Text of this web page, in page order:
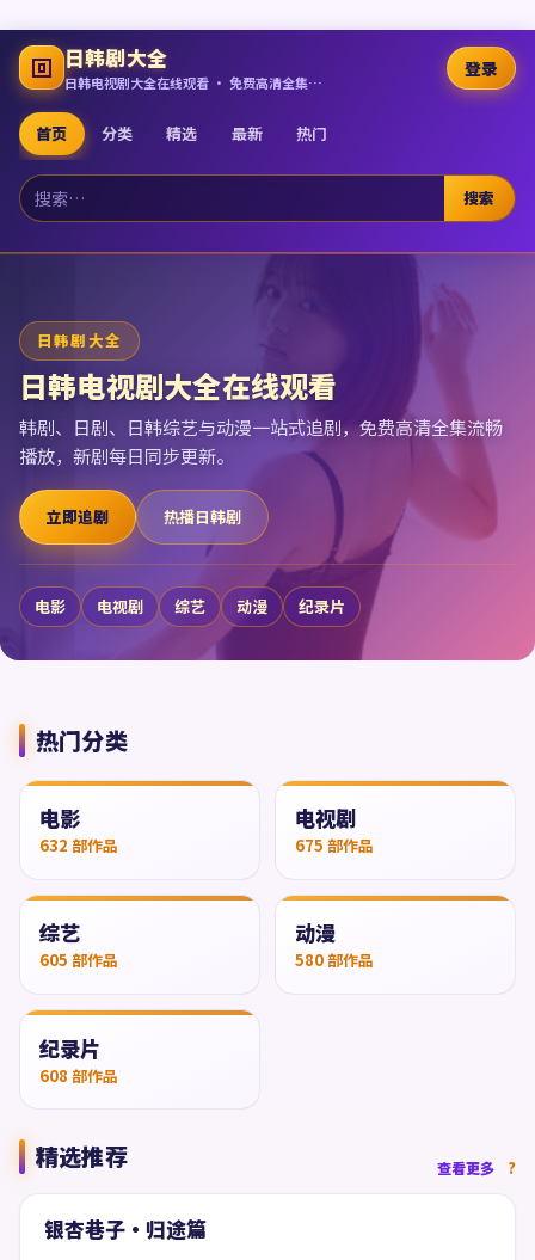
日韩剧大全
日韩电视剧大全在线观看 · 免费高清全集追剧
首页 分类 精选 最新 热门
搜索
登录
日韩剧大全
日韩电视剧大全在线观看
韩剧、日剧、日韩综艺与动漫一站式追剧，免费高清全集流畅
播放，新剧每日同步更新。
立即追剧 热播日韩剧
电影 电视剧 综艺 动漫 纪录片
热门分类
电影
632 部作品
电视剧
675 部作品
综艺
605 部作品
动漫
580 部作品
纪录片
608 部作品
精选推荐 查看更多
精选
50:05
银杏巷子·归途篇